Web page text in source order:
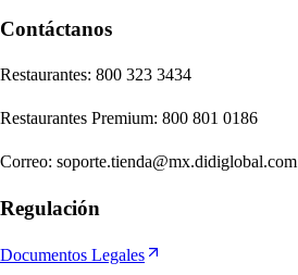
Contáctanos
Restaurantes: 800 323 3434
Restaurantes Premium: 800 801 0186
Correo: soporte.tienda@mx.didiglobal.com
Regulación
Documentos Legales